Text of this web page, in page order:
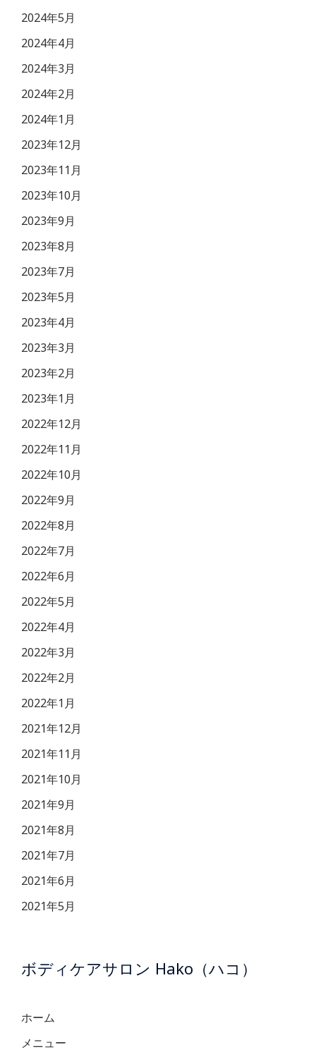
2024年5月
2024年4月
2024年3月
2024年2月
2024年1月
2023年12月
2023年11月
2023年10月
2023年9月
2023年8月
2023年7月
2023年5月
2023年4月
2023年3月
2023年2月
2023年1月
2022年12月
2022年11月
2022年10月
2022年9月
2022年8月
2022年7月
2022年6月
2022年5月
2022年4月
2022年3月
2022年2月
2022年1月
2021年12月
2021年11月
2021年10月
2021年9月
2021年8月
2021年7月
2021年6月
2021年5月
ボディケアサロン Hako（ハコ）
ホーム
メニュー